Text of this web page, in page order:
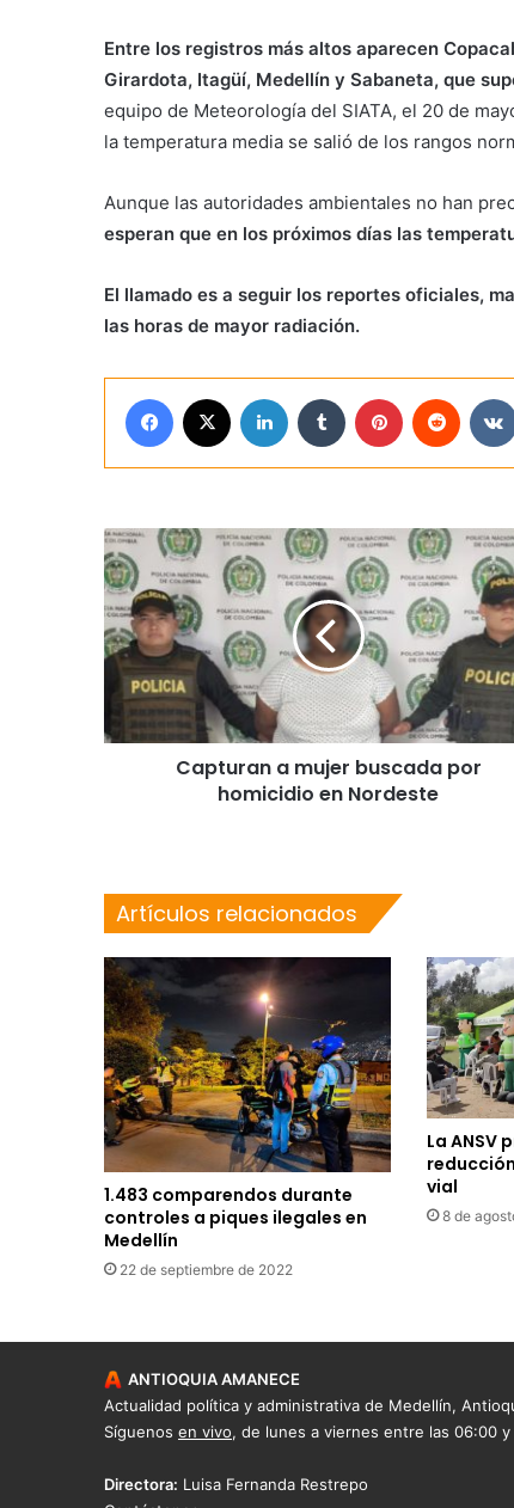
Entre los registros más altos aparecen
Girardota, Itagüí, Medellín y Sabaneta, que
equipo de Meteorología del SIATA, el 20 de
la temperatura media se salió de los rangos
Aunque las autoridades ambientales no han
esperan que en los próximos días las
El llamado es a seguir los reportes oficiales,
las horas de mayor radiación.
Facebook LinkedIn Tumblr Pinterest Reddit
Capturan a mujer buscada por
homicidio en Nordeste
Artículos relacionados
1.483 comparendos durante
controles a piques ilegales en
Medellín
22 de septiembre de 2022
La ANSV
vial
8 de
ANTIOQUIA AMANECE
Actualidad política y administrativa de Medellín,
Síguenos en vivo, de lunes a viernes entre las 06:00
Directora: Luisa Fernanda Restrepo